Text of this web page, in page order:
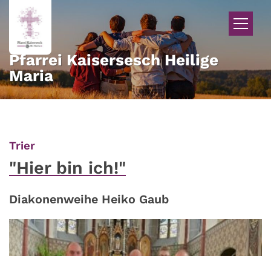
Zum Inhalt springen
Pfarrei Kaisersesch Heilige
Maria
Trier:
"Hier bin ich!"
Diakonenweihe Heiko Gaub